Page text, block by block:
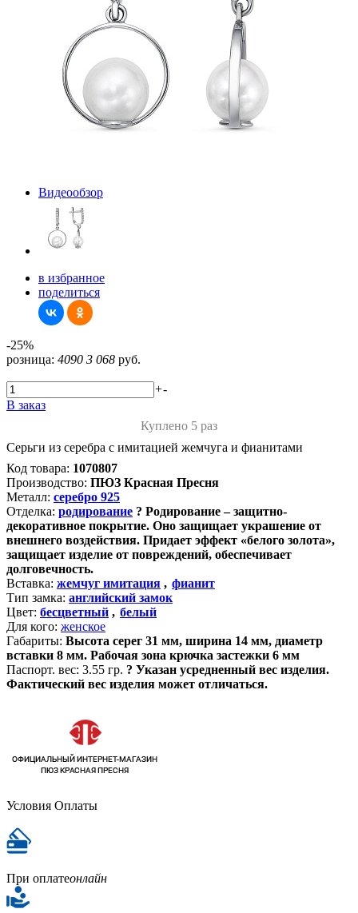
Видеообзор
в избранное
поделиться
-25%
розница: 4090 3 068 руб.
+-
В заказ
Куплено 5 раз
Серьги из серебра с имитацией жемчуга и фианитами
Код товара: 1070807
Производство: ПЮЗ Красная Пресня
Металл: серебро 925
Отделка: родирование ? Родирование – защитно-
декоративное покрытие. Оно защищает украшение от
внешнего воздействия. Придает эффект «белого золота»,
защищает изделие от повреждений, обеспечивает
долговечность.
Вставка: жемчуг имитация , фианит
Тип замка: английский замок
Цвет: бесцветный , белый
Для кого: женское
Габариты: Высота серег 31 мм, ширина 14 мм, диаметр
вставки 8 мм. Рабочая зона крючка застежки 6 мм
Паспорт. вес: 3.55 гр. ? Указан усредненный вес изделия.
Фактический вес изделия может отличаться.
Условия Оплаты
При оплатеонлайн